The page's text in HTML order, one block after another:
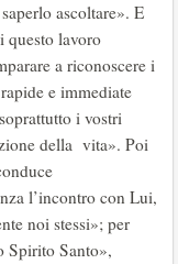
ascoltare». E
questo lavoro
a riconoscere i
e immediate
i vostri
della vita». Poi
l’incontro con Lui,
noi stessi»; per
Spirito Santo»,